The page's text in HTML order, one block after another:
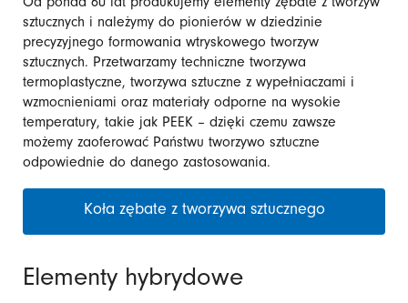
Od ponad 60 lat produkujemy elementy zębate z tworzyw
sztucznych i należymy do pionierów w dziedzinie
precyzyjnego formowania wtryskowego tworzyw
sztucznych. Przetwarzamy techniczne tworzywa
termoplastyczne, tworzywa sztuczne z wypełniaczami i
wzmocnieniami oraz materiały odporne na wysokie
temperatury, takie jak PEEK – dzięki czemu zawsze
możemy zaoferować Państwu tworzywo sztuczne
odpowiednie do danego zastosowania.
Koła zębate z tworzywa sztucznego
Elementy hybrydowe